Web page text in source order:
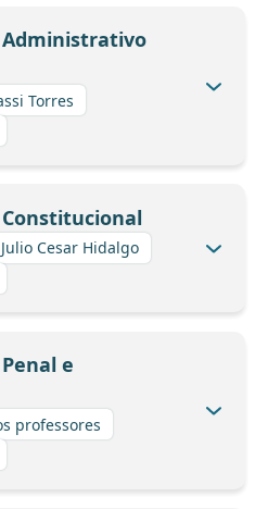
Torres
Julio Cesar Hidalgo
e
professores